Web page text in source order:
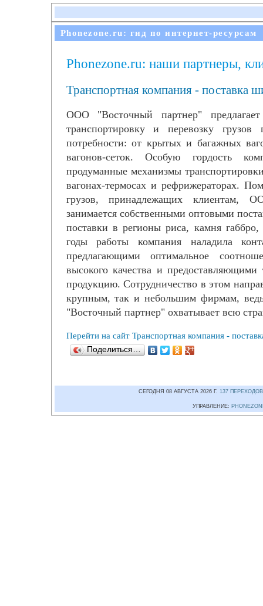
Phonezone.ru: гид по интернет-ресурсам
Phonezone.ru: наши партнеры,
Транспортная компания - поставка
ООО "Восточный партнер" предлагает
транспортировку и перевозку грузов
потребности: от крытых и багажных
вагонов-сеток. Особую гордость
продуманные механизмы
вагонах-термосах и рефрижераторах.
грузов, принадлежащих клиентам,
занимается собственными оптовыми
поставки в регионы риса, камня
годы работы компания наладила
предлагающими оптимальное
высокого качества и
продукцию. Сотрудничество в этом
крупным, так и небольшим фирмам,
"Восточный партнер" охватывает всю
Перейти на сайт Транспортная компания -
Поделиться…
СЕГОДНЯ 08 АВГУСТА 2026 Г. 137 ПЕРЕХОДОВ
УПРАВЛЕНИЕ: